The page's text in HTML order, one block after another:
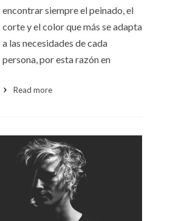
encontrar siempre el peinado, el
corte y el color que más se adapta
a las necesidades de cada
persona, por esta razón en
Read more